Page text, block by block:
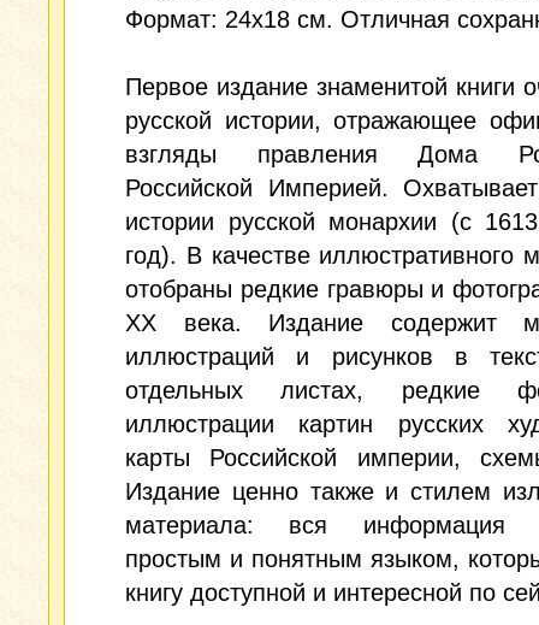
Формат: 24x18 см. Отличная
Первое издание знаменитой книги
русской истории, отражающее
взгляды правления Дома
Российской Империей.
истории русской монархии (с
год). В качестве иллюстративного
отобраны редкие гравюры и
XX века. Издание содержит
иллюстраций и рисунков в
отдельных листах, редкие
иллюстрации картин русских
карты Российской империи,
Издание ценно также и стилем
материала: вся информация
простым и понятным языком,
книгу доступной и интересной по